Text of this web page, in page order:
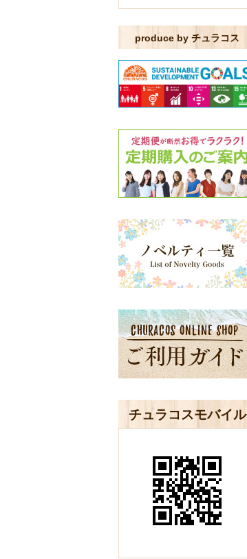
produce by チュラコス
チュラコスモバイル